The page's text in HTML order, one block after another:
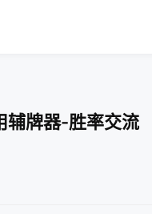
辅牌器-胜率交流